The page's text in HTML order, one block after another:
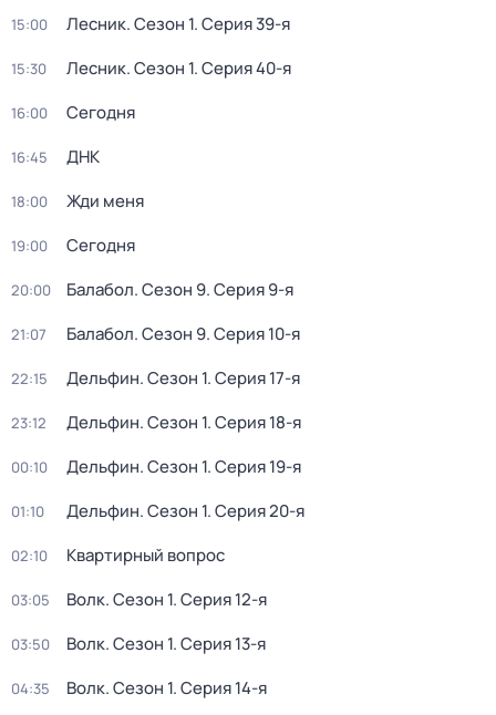
15:00 Лесник. Сезон 1. Серия 39-я
15:30 Лесник. Сезон 1. Серия 40-я
16:00 Сегодня
16:45 ДНК
18:00 Жди меня
19:00 Сегодня
20:00 Балабол. Сезон 9. Серия 9-я
21:07 Балабол. Сезон 9. Серия 10-я
22:15 Дельфин. Сезон 1. Серия 17-я
23:12 Дельфин. Сезон 1. Серия 18-я
00:10 Дельфин. Сезон 1. Серия 19-я
01:10 Дельфин. Сезон 1. Серия 20-я
02:10 Квартирный вопрос
03:05 Волк. Сезон 1. Серия 12-я
03:50 Волк. Сезон 1. Серия 13-я
04:35 Волк. Сезон 1. Серия 14-я